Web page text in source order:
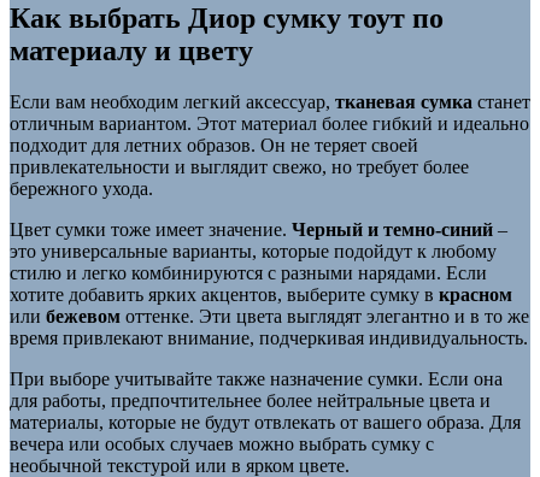
Как выбрать Диор сумку тоут по
материалу и цвету
Если вам необходим легкий аксессуар, тканевая сумка станет
отличным вариантом. Этот материал более гибкий и идеально
подходит для летних образов. Он не теряет своей
привлекательности и выглядит свежо, но требует более
бережного ухода.
Цвет сумки тоже имеет значение. Черный и темно-синий –
это универсальные варианты, которые подойдут к любому
стилю и легко комбинируются с разными нарядами. Если
хотите добавить ярких акцентов, выберите сумку в красном
или бежевом оттенке. Эти цвета выглядят элегантно и в то же
время привлекают внимание, подчеркивая индивидуальность.
При выборе учитывайте также назначение сумки. Если она
для работы, предпочтительнее более нейтральные цвета и
материалы, которые не будут отвлекать от вашего образа. Для
вечера или особых случаев можно выбрать сумку с
необычной текстурой или в ярком цвете.